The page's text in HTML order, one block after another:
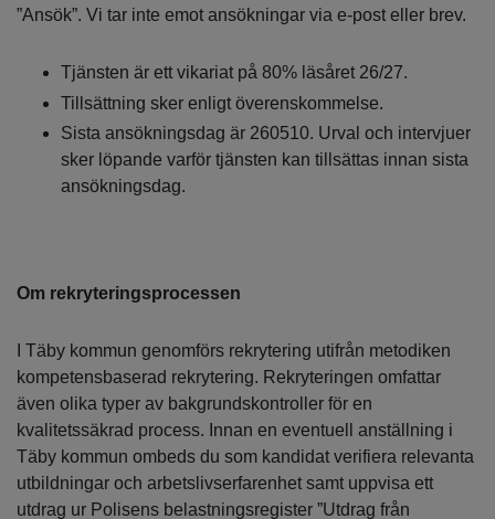
”Ansök”. Vi tar inte emot ansökningar via e-post eller brev.
Tjänsten är ett vikariat på 80% läsåret 26/27.
Tillsättning sker enligt överenskommelse.
Sista ansökningsdag är 260510. Urval och intervjuer
sker löpande varför tjänsten kan tillsättas innan sista
ansökningsdag.
Om rekryteringsprocessen
I Täby kommun genomförs rekrytering utifrån metodiken
kompetensbaserad rekrytering. Rekryteringen omfattar
även olika typer av bakgrundskontroller för en
kvalitetssäkrad process. Innan en eventuell anställning i
Täby kommun ombeds du som kandidat verifiera relevanta
utbildningar och arbetslivserfarenhet samt uppvisa ett
utdrag ur Polisens belastningsregister ”Utdrag från